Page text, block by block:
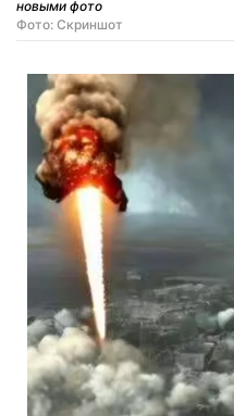
новыми фото
Фото: Скриншот